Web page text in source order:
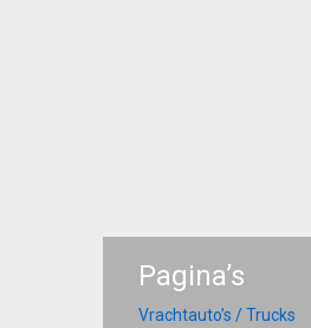
Pagina’s
Vrachtauto’s / Trucks